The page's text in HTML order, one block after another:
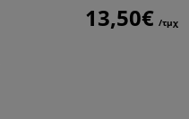
13,50€ /τμχ